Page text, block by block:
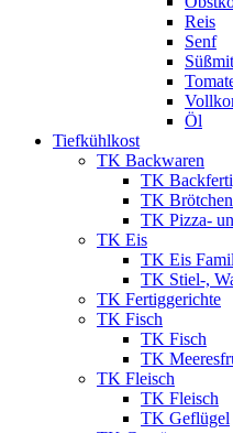
Reis
Senf
Öl
Tiefkühlkost
TK Backwaren
TK
TK
TK Pizza-
TK Eis
TK Eis
TK Stiel-,
TK Fertiggerichte
TK Fisch
TK Fisch
TK
TK Fleisch
TK Fleisch
TK Geflügel